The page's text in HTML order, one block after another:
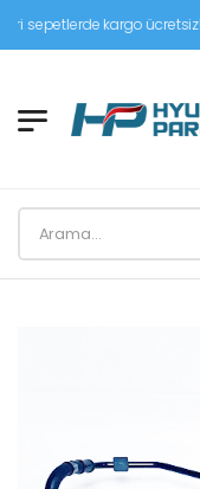
kargo ücretsiz!